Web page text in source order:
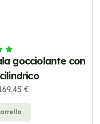
gocciolante con
€